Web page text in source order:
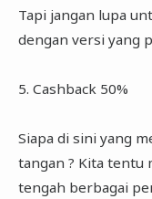
Tapi jangan lupa
dengan versi yang
5. Cashback 50%
Siapa di sini yang
tangan ? Kita tentu
tengah berbagai